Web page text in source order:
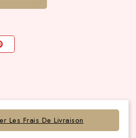
Les Frais De Livraison